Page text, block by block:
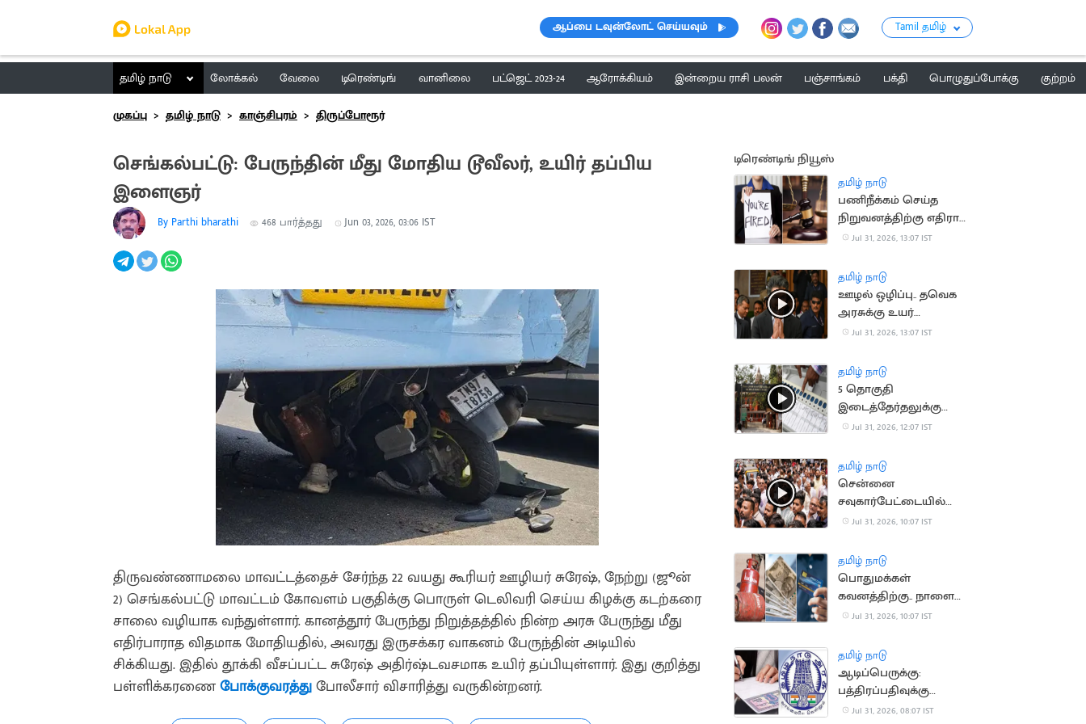
ஆப்பை டவுன்லோட் செய்யவும் Tamil தமிழ்
தமிழ் நாடு லோக்கல் வேலை டிரெண்டிங் வானிலை பட்ஜெட் 2023-24 ஆரோக்கியம் இன்றைய ராசி பலன் பஞ்சாங்கம் பக்தி பொழுதுப்போக்கு
குற்றம்
முகப்பு
தமிழ் நாடு காஞ்சிபுரம் திருப்போரூர்
செங்கல்பட்டு: பேருந்தின் மீது மோதிய டூவீலர், உயிர் தப்பிய
இளைஞர்
By Parthi bharathi 468 பார்த்தது Jun 03, 2026, 03:06 IST
திருவண்ணாமலை மாவட்டத்தைச் சேர்ந்த 22 வயது கூரியர் ஊழியர் சுரேஷ், நேற்று (ஜூன்
2) செங்கல்பட்டு மாவட்டம் கோவளம் பகுதிக்கு பொருள் டெலிவரி செய்ய கிழக்கு கடற்கரை
சாலை வழியாக வந்துள்ளார். கானத்தூர் பேருந்து நிறுத்தத்தில் நின்ற அரசு பேருந்து மீது
எதிர்பாராத விதமாக மோதியதில், அவரது இருசக்கர வாகனம் பேருந்தின் அடியில்
சிக்கியது. இதில் தூக்கி வீசப்பட்ட சுரேஷ் அதிர்ஷ்டவசமாக உயிர் தப்பியுள்ளார். இது குறித்து
பள்ளிக்கரணைபோக்குவரத்துபோலீசார் விசாரித்து வருகின்றனர்.
டிரெண்டிங் நியூஸ்
தமிழ் நாடு
பணிநீக்கம் செய்த
நிறுவனத்திற்கு எதிராக
வழக்கு.. ரூ.19 லட்சம்
Jul 31, 2026, 13:07 IST
தமிழ் நாடு
ஊழல் ஒழிப்பு.. தவெக
அரசுக்கு உயர்
நீதிமன்றம் பாராட்டு
Jul 31, 2026, 13:07 IST
தமிழ் நாடு
5 தொகுதி
இடைத்தேர்தலுக்கு
தடை நீட்டிப்பு..
நீதிமன்றம் உத்தரவு
Jul 31, 2026, 12:07 IST
தமிழ் நாடு
சென்னை
சவுகார்பேட்டையில்
வடமாநில வியாபாரிகள்
Jul 31, 2026, 10:07 IST
தமிழ் நாடு
பொதுமக்கள்
கவனத்திற்கு.. நாளை
முதல் அமலாகும் புதிய
Jul 31, 2026, 10:07 IST
தமிழ் நாடு
ஆடிப்பெருக்கு:
பத்திரப்பதிவுக்கு
கூடுதல் டோக்கன்கள்
Jul 31, 2026, 08:07 IST